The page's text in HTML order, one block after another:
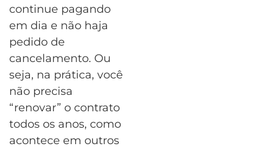
continue pagando
em dia e não haja
pedido de
cancelamento. Ou
seja, na prática, você
não precisa
“renovar” o contrato
todos os anos, como
acontece em outros